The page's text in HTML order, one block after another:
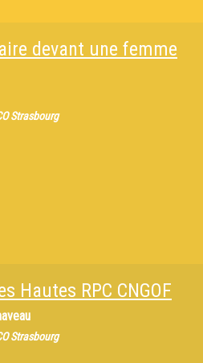
devant une femme
Strasbourg
Hautes RPC CNGOF
Strasbourg